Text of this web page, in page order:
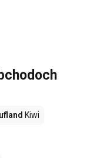
Kiwi